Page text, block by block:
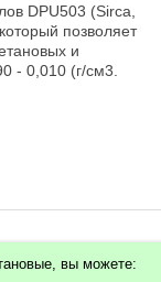
DPU503 (Sirca,
позволяет
и
- 0,010 (г/см3.
вы можете: